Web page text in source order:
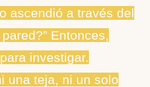
ascendió a través del
Entonces,
investigar.
una teja, ni un solo